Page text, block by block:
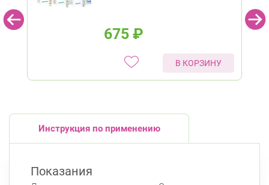
675 ₽
В КОРЗИНУ
Инструкция по применению
Показания